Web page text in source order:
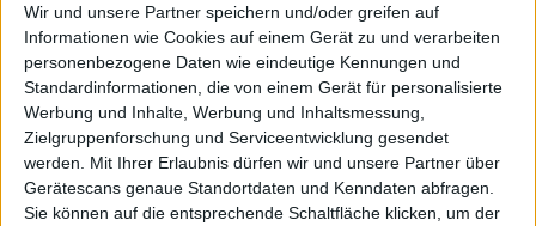
Wir und unsere Partner speichern und/oder greifen auf
Informationen wie Cookies auf einem Gerät zu und verarbeiten
personenbezogene Daten wie eindeutige Kennungen und
Standardinformationen, die von einem Gerät für personalisierte
Werbung und Inhalte, Werbung und Inhaltsmessung,
Zielgruppenforschung und Serviceentwicklung gesendet
werden.
Mit Ihrer Erlaubnis dürfen wir und unsere Partner über
Gerätescans genaue Standortdaten und Kenndaten abfragen.
Sie können auf die entsprechende Schaltfläche klicken, um der
veröffentlicht worden, was sich deutsche Jugendliche
am meisten wünschen. Bei den Wünschen selbst
allerdings ist es dann vorbei mit den „guten alten
Zeiten“. Denn ganz vorne in der Gunst der
Jugendlichen liegen PC, Laptop und Co.
Die Umfrage stammt vom Bundesverband
Informationswirtschaft, Telekommunikation und neue